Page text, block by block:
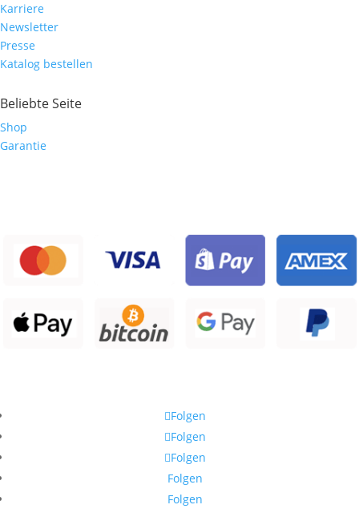
Karriere
Newsletter
Presse
Katalog bestellen
Beliebte Seite
Shop
Garantie
Folgen
Folgen
Folgen
Folgen
Folgen